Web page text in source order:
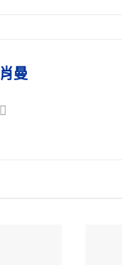
肖曼